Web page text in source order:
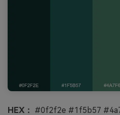
HEX： #0f2f2e #1f5b57